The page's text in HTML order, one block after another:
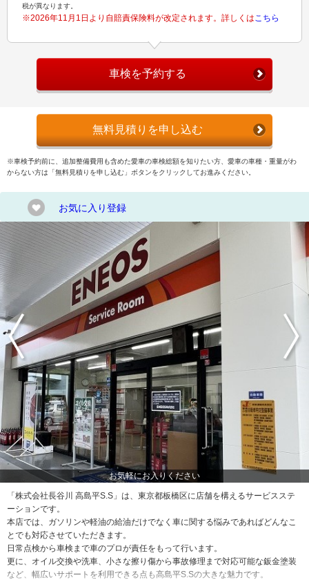
税が異なります。
※2026年11月1日より自賠責保険料が改定されます。詳しくは こちら
車検を予約する
無料見積りを申し込む
※車検予約前に、追加整備費用も含めた愛車の車検総額を知りたい方、愛車の車種・重量がわ
からない方は「無料見積りを申し込む」ボタンをクリックしてお進みください。
お気に入り登録
お気軽にお入りください
「株式会社長谷川 高島平S.S」は、東京都板橋区に店舗を構えるサービスステ
ーションです。
本店では、ガソリンや軽油の給油だけでなく車に関する悩みであればどんなこ
とでも対応させていただきます。
日常点検から車検まで車のプロが責任をもって行います。
更に、オイル交換や洗車、小さな擦り傷から事故修理まで対応可能な鈑金塗装
など、幅広いサポートを利用できる点も高島平S.Sの大きな魅力です。